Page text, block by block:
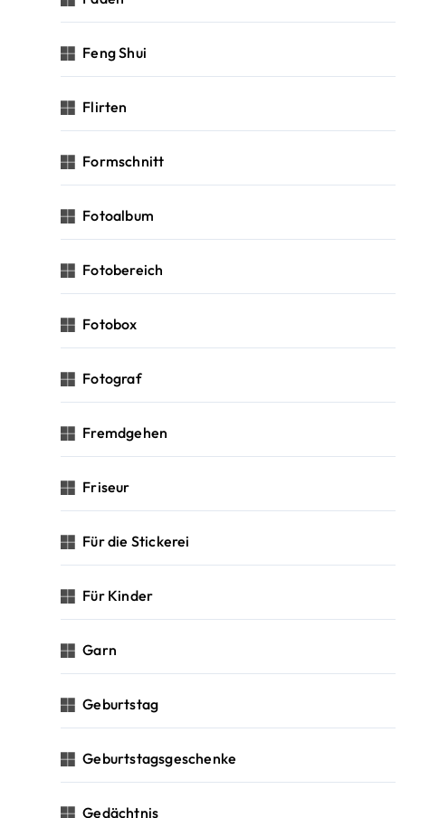
Feng Shui
Flirten
Formschnitt
Fotoalbum
Fotobereich
Fotobox
Fotograf
Fremdgehen
Friseur
Für die Stickerei
Für Kinder
Garn
Geburtstag
Geburtstagsgeschenke
Gedächtnis